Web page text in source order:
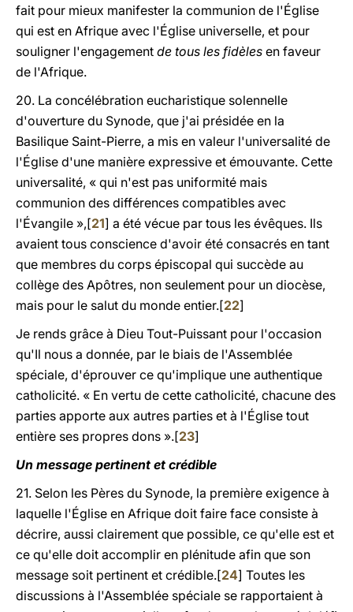
fait pour mieux manifester la communion de l'Église
qui est en Afrique avec l'Église universelle, et pour
souligner l'engagement de tous les fidèles en faveur
de l'Afrique.
20. La concélébration eucharistique solennelle
d'ouverture du Synode, que j'ai présidée en la
Basilique Saint-Pierre, a mis en valeur l'universalité de
l'Église d'une manière expressive et émouvante. Cette
universalité, « qui n'est pas uniformité mais
communion des différences compatibles avec
l'Évangile »,[21] a été vécue par tous les évêques. Ils
avaient tous conscience d'avoir été consacrés en tant
que membres du corps épiscopal qui succède au
collège des Apôtres, non seulement pour un diocèse,
mais pour le salut du monde entier.[22]
Je rends grâce à Dieu Tout-Puissant pour l'occasion
qu'Il nous a donnée, par le biais de l'Assemblée
spéciale, d'éprouver ce qu'implique une authentique
catholicité. « En vertu de cette catholicité, chacune des
parties apporte aux autres parties et à l'Église tout
entière ses propres dons ».[23]
Un message pertinent et crédible
21. Selon les Pères du Synode, la première exigence à
laquelle l'Église en Afrique doit faire face consiste à
décrire, aussi clairement que possible, ce qu'elle est et
ce qu'elle doit accomplir en plénitude afin que son
message soit pertinent et crédible.[24] Toutes les
discussions à l'Assemblée spéciale se rapportaient à